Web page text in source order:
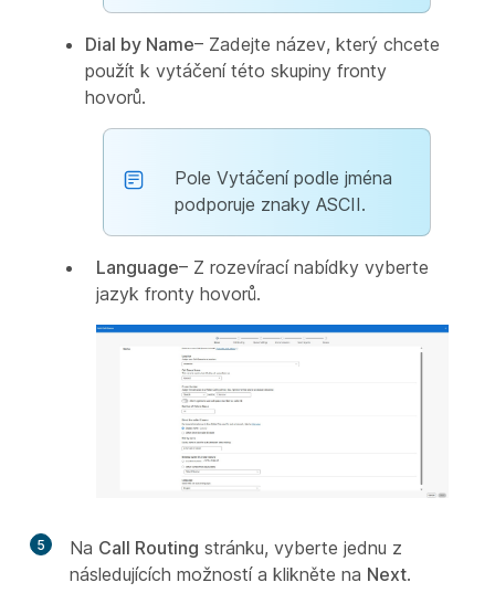
Dial by Name– Zadejte název, který chcete
použít k vytáčení této skupiny fronty
hovorů.
Pole Vytáčení podle jména
podporuje znaky ASCII.
Language– Z rozevírací nabídky vyberte
jazyk fronty hovorů.
5 Na Call Routing stránku, vyberte jednu z
následujících možností a klikněte na Next.